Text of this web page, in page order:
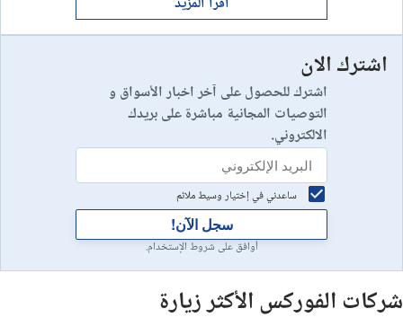
10
اشترك الان
اشترك للحصول على آخر اخبار الأسواق و
التوصيات المجانية مباشرة على بريدك
الالكتروني.
ساعدني في إختيار وسيط ملائم
سجل الآن!
أوافق على شروط الإستخدام.
شركات الفوركس الأكثر زيارة